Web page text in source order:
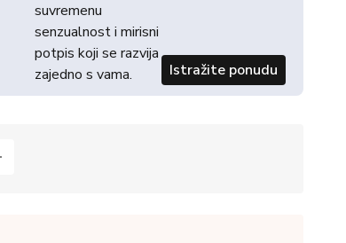
suvremenu
senzualnost i mirisni
potpis koji se razvija
zajedno s vama.
Istražite ponudu